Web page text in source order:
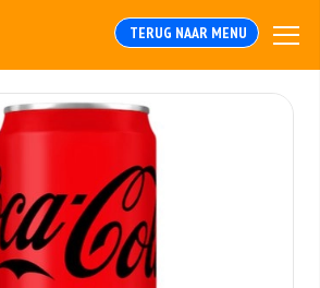
TERUG NAAR MENU